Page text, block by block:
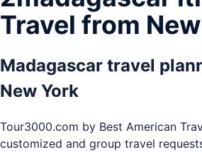
Travel from
Madagascar travel
New York
Tour3000.com by Best American
customized and group travel